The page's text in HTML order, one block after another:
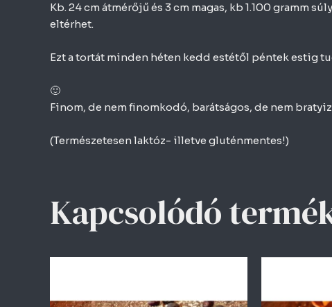
Kb. 24 cm átmérőjű és 3 cm magas, kb 1.100 gramm
eltérhet.
Ezt a tortát minden héten kedd estétől péntek estig
🙂
Finom, de nem finomkodó, barátságos, de nem
(Természetesen laktóz- illetve gluténmentes!)
Kapcsolódó
terméknek